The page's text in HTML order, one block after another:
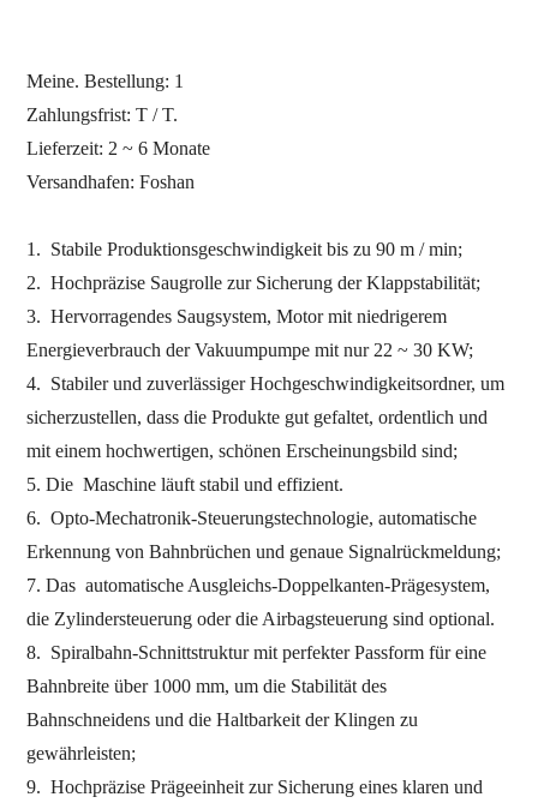
Meine. Bestellung: 1
Zahlungsfrist: T / T.
Lieferzeit: 2 ~ 6 Monate
Versandhafen:Foshan
1. Stabile Produktionsgeschwindigkeit bis zu 90m / min;
2.Hochpräzise Saugrolle zur Sicherung der Klappstabilität;
3.Hervorragendes Saugsystem, Motor mit niedrigerem
Energieverbrauch der Vakuumpumpe mit nur 22 ~ 30 KW;
4. Stabiler und zuverlässiger Hochgeschwindigkeitsordner, um
sicherzustellen, dass die Produkte gut gefaltet, ordentlich und
mit einem hochwertigen, schönen Erscheinungsbild sind;
5. DieMaschine läuft stabil und effizient.
6.Opto-Mechatronik-Steuerungstechnologie, automatische
Erkennung von Bahnbrüchen und genaue Signalrückmeldung;
7. Dasautomatische Ausgleichs-Doppelkanten-Prägesystem,
die Zylindersteuerung oder die Airbagsteuerung sind optional.
8. Spiralbahn-Schnittstruktur mit perfekter Passform für eine
Bahnbreite über 1000 mm, um die Stabilität des
Bahnschneidens und die Haltbarkeit der Klingen zu
gewährleisten;
9.Hochpräzise Prägeeinheit zur Sicherung eines klaren und